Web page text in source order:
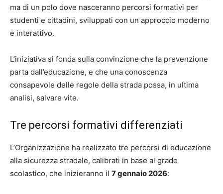
ma di un polo dove nasceranno percorsi formativi per
studenti e cittadini, sviluppati con un approccio moderno
e interattivo.
L’iniziativa si fonda sulla convinzione che la prevenzione
parta dall’educazione, e che una conoscenza
consapevole delle regole della strada possa, in ultima
analisi, salvare vite.
Tre percorsi formativi differenziati
L’Organizzazione ha realizzato tre percorsi di educazione
alla sicurezza stradale, calibrati in base al grado
scolastico, che inizieranno il 7 gennaio 2026: